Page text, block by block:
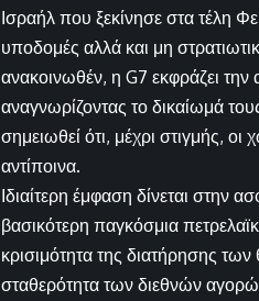
Ισραήλ που ξεκίνησε στα τέλη
υποδομές αλλά και μη
ανακοινωθέν, η G7 εκφράζει
αναγνωρίζοντας το δικαίωμά
σημειωθεί ότι, μέχρι στιγμής,
αντίποινα.
Ιδιαίτερη έμφαση δίνεται
βασικότερη παγκόσμια
κρισιμότητα της διατήρησης
σταθερότητα των διεθνών